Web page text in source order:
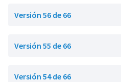
Versión 56 de 66
Versión 55 de 66
Versión 54 de 66